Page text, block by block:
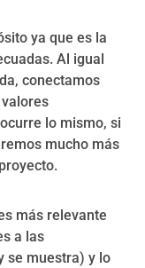
ya que es la
Al igual
conectamos
lo mismo, si
mucho más
más relevante
a las
se muestra) y lo